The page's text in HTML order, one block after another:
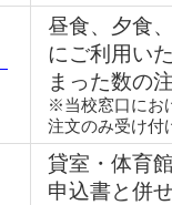
昼食、夕食
にご利用い
まった数の
※当校窓口にお
注文のみ受け付
貸室・体育
申込書と併